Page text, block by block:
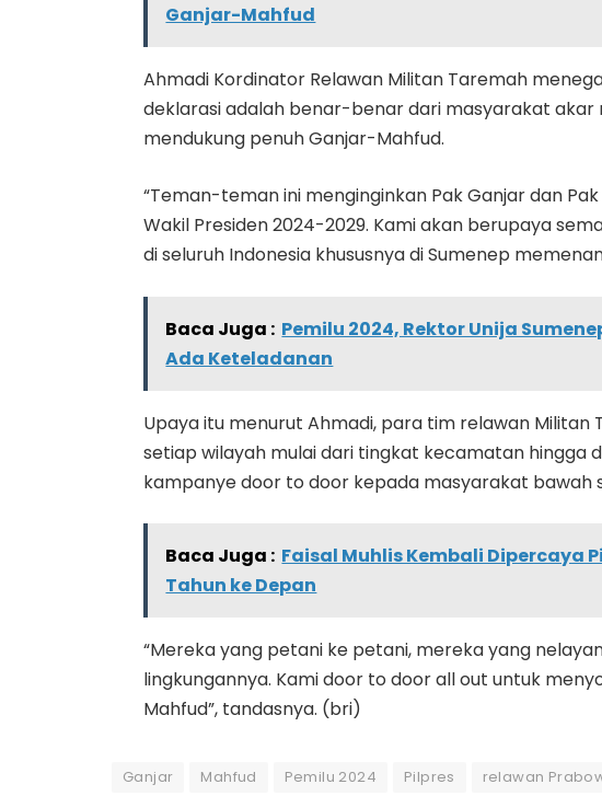
Ganjar-Mahfud
Ahmadi Kordinator Relawan Militan Taremah
deklarasi adalah benar-benar dari masyarakat
mendukung penuh Ganjar-Mahfud.
“Teman-teman ini menginginkan Pak Ganjar dan
Wakil Presiden 2024-2029. Kami akan berupaya
di seluruh Indonesia khususnya di Sumenep
Baca Juga : Pemilu 2024, Rektor Unija
Ada Keteladanan
Upaya itu menurut Ahmadi, para tim relawan
setiap wilayah mulai dari tingkat kecamatan hingga
kampanye door to door kepada masyarakat bawah
Baca Juga : Faisal Muhlis Kembali Dipercaya
Tahun ke Depan
“Mereka yang petani ke petani, mereka yang
lingkungannya. Kami door to door all out untuk
Mahfud”, tandasnya. (bri)
Ganjar Mahfud Pemilu 2024 Pilpres relawan